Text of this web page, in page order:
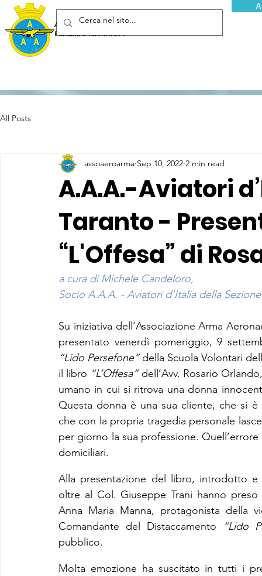
Associazione Arma Aeronautica - Aviatori d'Italia ETS
Fondata a Torino il 29 febbraio 1952
All Posts
A.A.A.-Aviatori
Taranto -
“L'Offesa” di
assoaeroarma Sep 10, 2022 2 min read
a cura di Michele Candeloro,
Socio A.A.A. - Aviatori d’Italia della
Su iniziativa dell’Associazione Arma
“Lido Persefone” della Scuola Volontari
il libro “L’Offesa” dell’Avv. Rosario
umano in cui si ritrova una donna
Questa donna è una sua cliente, che si
che con la propria tragedia personale
per giorno la sua professione.
domiciliari.
Alla presentazione del libro, introdotto
oltre al Col. Giuseppe Trani hanno
Anna Maria Manna, protagonista della
Comandante del Distaccamento
“Lido
pubblico.
Molta emozione ha suscitato in tutti i